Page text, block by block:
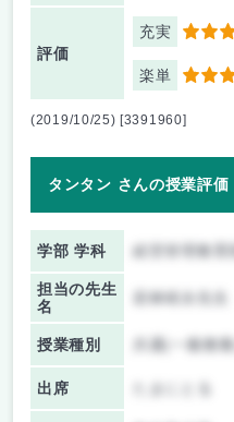
評価
充実 5
楽単 3
(2019/10/25) [3391960]
タンタン さんの授業評価
学部 学科
担当の先生
名
若林靖永先生
授業種別 共通(一般教養)
出席